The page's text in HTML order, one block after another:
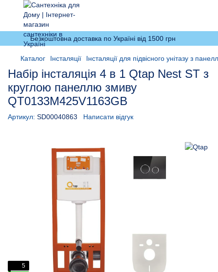
Безкоштовна доставка по Україні від 1500 грн
Каталог Інсталяції Інсталяції для підвісного унітазу з
Набір інсталяція 4 в 1 Qtap Nest ST з
круглою панеллю змиву
QT0133M425V1163GB
Артикул: SD00040863 Написати відгук
5